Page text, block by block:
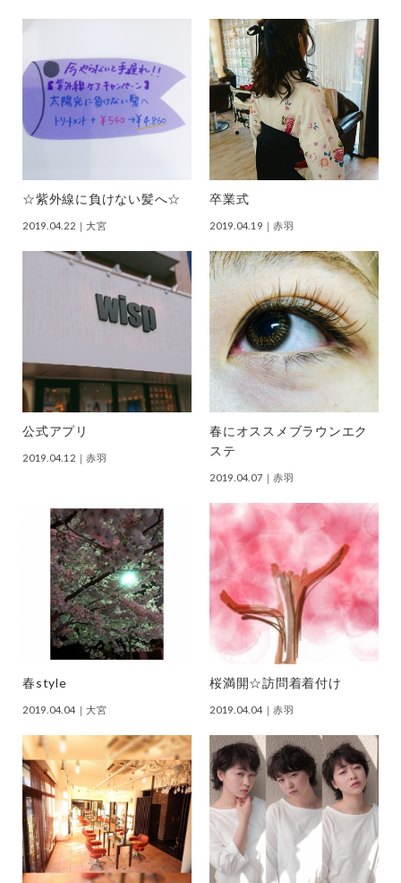
☆紫外線に負けない髪へ☆
2019.04.22 ｜大宮
卒業式
2019.04.19 ｜赤羽
公式アプリ
2019.04.12 ｜赤羽
春にオススメブラウンエク
ステ
2019.04.07 ｜赤羽
春style
2019.04.04 ｜大宮
桜満開☆訪問着着付け
2019.04.04 ｜赤羽